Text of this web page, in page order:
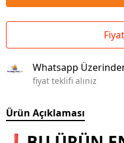
Whatsapp
fiyat teklifi alınız
Ürün Açıklaması